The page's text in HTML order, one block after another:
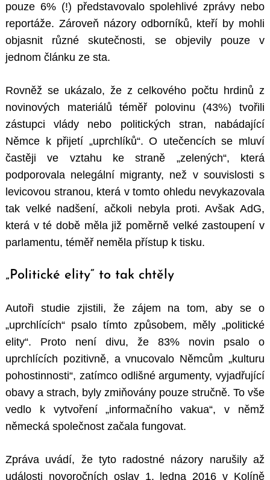
pouze 6% (!) představovalo spolehlivé zprávy nebo
reportáže. Zároveň názory odborníků, kteří by mohli
objasnit různé skutečnosti, se objevily pouze v
jednom článku ze sta.
Rovněž se ukázalo, že z celkového počtu hrdinů z
novinových materiálů téměř polovinu (43%) tvořili
zástupci vlády nebo politických stran, nabádající
Němce k přijetí „uprchlíků“. O utečencích se mluví
častěji ve vztahu ke straně „zelených“, která
podporovala nelegální migranty, než v souvislosti s
levicovou stranou, která v tomto ohledu nevykazovala
tak velké nadšení, ačkoli nebyla proti. Avšak AdG,
která v té době měla již poměrně velké zastoupení v
parlamentu, téměř neměla přístup k tisku.
„Politické elity“ to tak chtěly
Autoři studie zjistili, že zájem na tom, aby se o
„uprchlících“ psalo tímto způsobem, měly „politické
elity“. Proto není divu, že 83% novin psalo o
uprchlících pozitivně, a vnucovalo Němcům „kulturu
pohostinnosti“, zatímco odlišné argumenty, vyjadřující
obavy a strach, byly zmiňovány pouze stručně. To vše
vedlo k vytvoření „informačního vakua“, v němž
německá společnost začala fungovat.
Zpráva uvádí, že tyto radostné názory narušily až
události novoročních oslav 1. ledna 2016 v Kolíně